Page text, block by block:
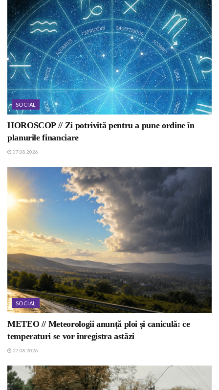
SOCIAL
HOROSCOP // Zi potrivită pentru a pune ordine în
planurile financiare
07.08.2026
SOCIAL
METEO // Meteorologii anunță ploi și caniculă: ce
temperaturi se vor înregistra astăzi
07.08.2026